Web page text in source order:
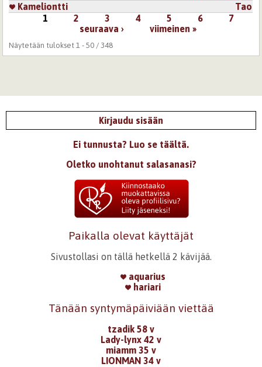
Kameliontti
Tao
1 2 3 4 5 6
7
seuraava ›
viimeinen »
Näytetään tulokset 1 - 50 / 348
Kirjaudu sisään
Ei tunnusta? Luo se täältä.
Oletko unohtanut salasanasi?
Paikalla olevat käyttäjät
Sivustollasi on tällä hetkellä 2 kävijää.
aquarius
hariari
Tänään syntymäpäiviään viettää
tzadik 58 v
Lady-lynx 42 v
miamm 35 v
LIONMAN 34 v